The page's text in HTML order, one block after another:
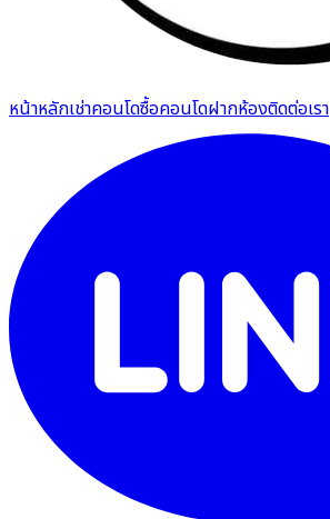
หน้าหลักเช่าคอนโดซื้อคอนโดฝากห้องติดต่อเรา